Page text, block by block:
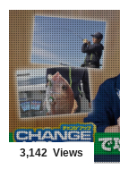
が知る身近な淡水
今回は大手釣具店
地元である栃木県
れるコイの吸い込
します。
■使用製品
鯉オモリ吸込仕掛
吸込仕掛（2組入）
■取材協力
栃木県鬼怒川漁業
3,142